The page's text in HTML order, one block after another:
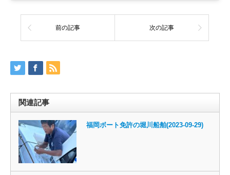
前の記事 次の記事
関連記事
福岡ボート免許の堀川船舶(2023-09-29)